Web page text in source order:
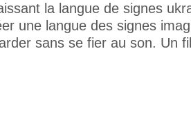
la langue de signes
une langue des signes
sans se fier au son. Un